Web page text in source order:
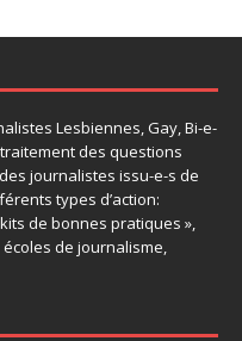
Lesbiennes, Gay, Bi-e-
des questions
journalistes issu-e-s de
types d’action:
de bonnes pratiques »,
de journalisme,